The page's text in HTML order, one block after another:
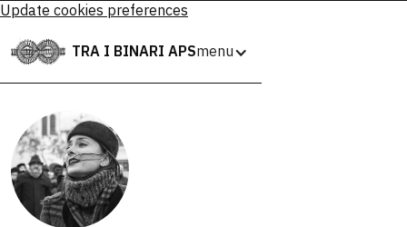
Update cookies preferences
TRA I BINARI APSmenu